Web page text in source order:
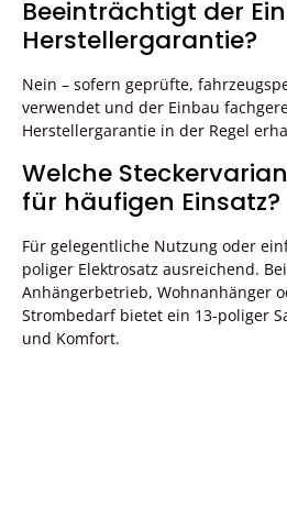
Beeinträchtigt der
Herstellergarantie?
Nein – sofern geprüfte,
verwendet und der Einbau
Herstellergarantie in der Regel
Welche
für häufigen Einsatz?
Für gelegentliche Nutzung oder
poliger Elektrosatz ausreichend.
Anhängerbetrieb, Wohnanhänger
Strombedarf bietet ein 13-poliger
und Komfort.